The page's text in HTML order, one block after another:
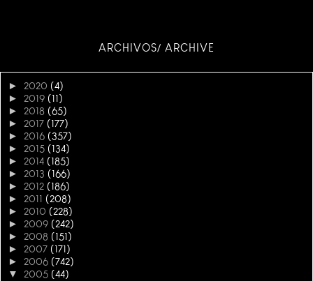
ARCHIVOS/ ARCHIVE
► 2020 (4)
► 2019 (11)
► 2018 (65)
► 2017 (177)
► 2016 (357)
► 2015 (134)
► 2014 (185)
► 2013 (166)
► 2012 (186)
► 2011 (208)
► 2010 (228)
► 2009 (242)
► 2008 (151)
► 2007 (171)
► 2006 (742)
▼ 2005 (44)